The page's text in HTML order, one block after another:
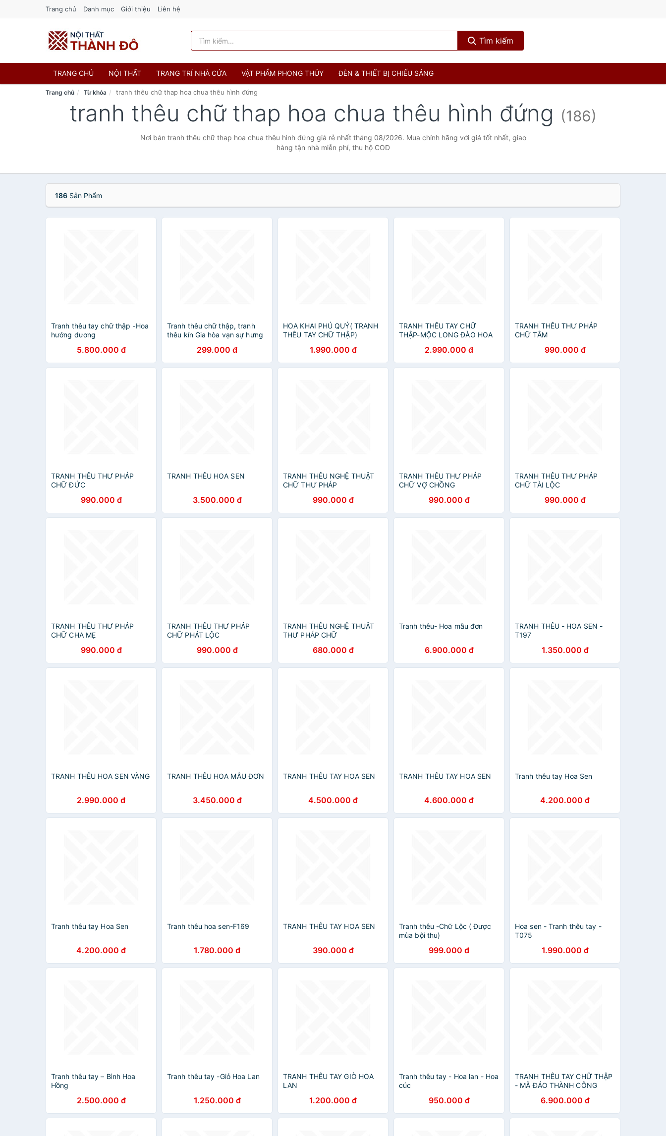
Trang chủ Danh mục Giới thiệu Liên hệ
Tìm kiếm
TRANG CHỦ NỘI THẤT TRANG TRÍ NHÀ CỬA VẬT PHẨM PHONG THỦY ĐÈN & THIẾT BỊ CHIẾU SÁNG
Trang chủ Từ khóa tranh thêu chữ thap hoa chua thêu hình đứng
tranh thêu chữ thap hoa chua thêu hình đứng (186)
Nơi bán tranh thêu chữ thap hoa chua thêu hình đứng giá rẻ nhất tháng 08/2026. Mua chính hãng với giá tốt nhất, giao
hàng tận nhà miễn phí, thu hộ COD
186 Sản Phẩm
Tranh thêu tay chữ thập -Hoa
hướng dương
5.800.000 đ
Tranh thêu chữ thập, tranh
thêu kín Gia hòa vạn sự hưng
299.000 đ
HOA KHAI PHÚ QUÝ( TRANH
THÊU TAY CHỮ THẬP)
1.990.000 đ
TRANH THÊU TAY CHỮ
THẬP-MỘC LONG ĐÀO HOA
2.990.000 đ
TRANH THÊU THƯ PHÁP
CHỮ TÂM
990.000 đ
TRANH THÊU THƯ PHÁP
CHỮ ĐỨC
990.000 đ
TRANH THÊU HOA SEN
3.500.000 đ
TRANH THÊU NGHỆ THUẬT
CHỮ THƯ PHÁP
990.000 đ
TRANH THÊU THƯ PHÁP
CHỮ VỢ CHỒNG
990.000 đ
TRANH THÊU THƯ PHÁP
CHỮ TÀI LỘC
990.000 đ
TRANH THÊU THƯ PHÁP
CHỮ CHA MẸ
990.000 đ
TRANH THÊU THƯ PHÁP
CHỮ PHÁT LỘC
990.000 đ
TRANH THÊU NGHỆ THUÂT
THƯ PHÁP CHỮ
680.000 đ
Tranh thêu- Hoa mẫu đơn
6.900.000 đ
TRANH THÊU - HOA SEN -
T197
1.350.000 đ
TRANH THÊU HOA SEN VÀNG
2.990.000 đ
TRANH THÊU HOA MẪU ĐƠN
3.450.000 đ
TRANH THÊU TAY HOA SEN
4.500.000 đ
TRANH THÊU TAY HOA SEN
4.600.000 đ
Tranh thêu tay Hoa Sen
4.200.000 đ
Tranh thêu tay Hoa Sen
4.200.000 đ
Tranh thêu hoa sen-F169
1.780.000 đ
TRANH THÊU TAY HOA SEN
390.000 đ
Tranh thêu -Chữ Lộc ( Được
mùa bội thu)
999.000 đ
Hoa sen - Tranh thêu tay -
T075
1.990.000 đ
Tranh thêu tay – Bình Hoa
Hồng
2.500.000 đ
Tranh thêu tay -Giỏ Hoa Lan
1.250.000 đ
TRANH THÊU TAY GIÒ HOA
LAN
1.200.000 đ
Tranh thêu tay - Hoa lan - Hoa
cúc
950.000 đ
TRANH THÊU TAY CHỮ THẬP
- MÃ ĐÁO THÀNH CÔNG
6.900.000 đ